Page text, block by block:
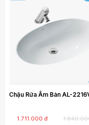
Chậu Rửa Âm Bàn AL-
1.711.000 đ